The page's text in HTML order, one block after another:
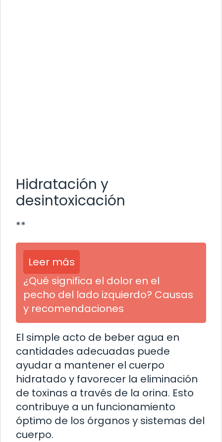
Hidratación y
desintoxicación
**
Leer más
¿Qué significa el dolor en el
pecho del lado izquierdo? Causas
y recomendaciones
El simple acto de beber agua en
cantidades adecuadas puede
ayudar a mantener el cuerpo
hidratado y favorecer la eliminación
de toxinas a través de la orina. Esto
contribuye a un funcionamiento
óptimo de los órganos y sistemas del
cuerpo.